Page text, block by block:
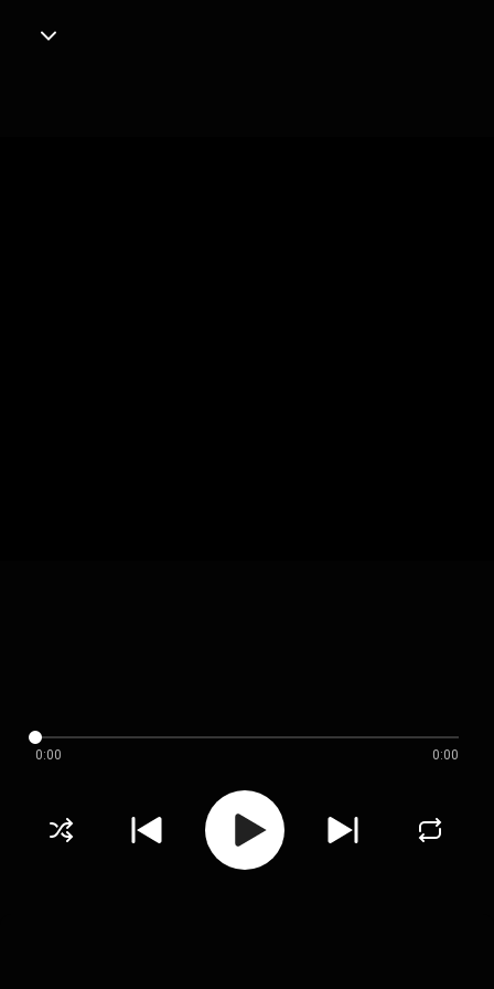
0:00 0:00